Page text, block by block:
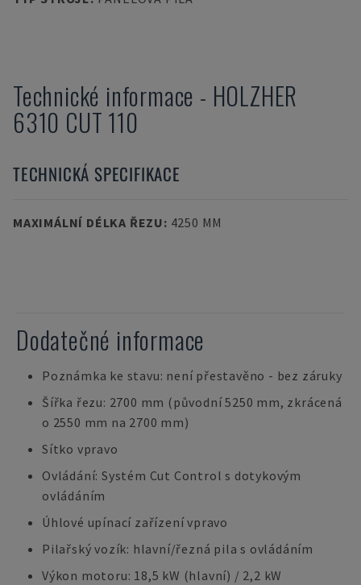
Technické informace - HOLZHER
6310 CUT 110
TECHNICKÁ SPECIFIKACE
MAXIMÁLNÍ DÉLKA ŘEZU: 4250 MM
Dodatečné informace
Poznámka ke stavu: není přestavěno - bez záruky
Šířka řezu: 2700 mm (původní 5250 mm, zkrácená
o 2550 mm na 2700 mm)
Sítko vpravo
Ovládání: Systém Cut Control s dotykovým
ovládáním
Úhlové upínací zařízení vpravo
Pilařský vozík: hlavní/řezná pila s ovládáním
Výkon motoru: 18,5 kW (hlavní) / 2,2 kW